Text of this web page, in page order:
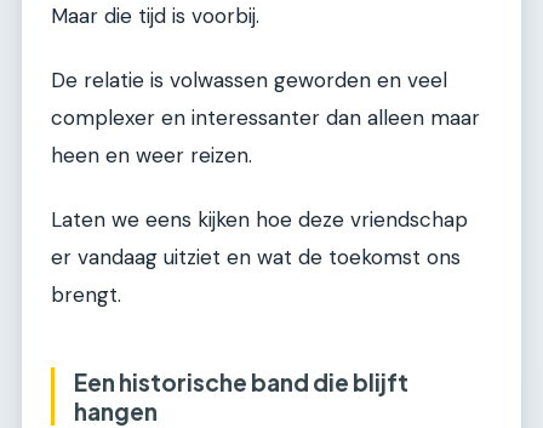
Maar die tijd is voorbij.
De relatie is volwassen geworden en veel
complexer en interessanter dan alleen maar
heen en weer reizen.
Laten we eens kijken hoe deze vriendschap
er vandaag uitziet en wat de toekomst ons
brengt.
Een historische band die blijft
hangen